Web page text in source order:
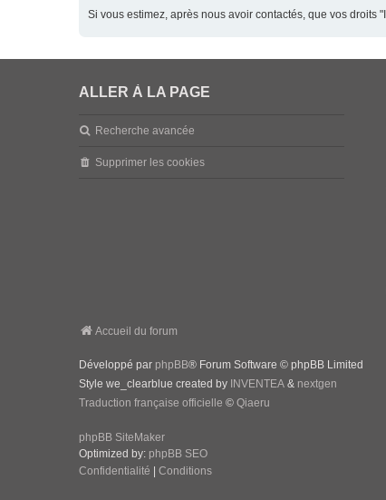
Si vous estimez, après nous avoir contactés, que vos
ALLER À LA PAGE
Recherche avancée
Supprimer les cookies
Accueil du forum
Développé par phpBB® Forum Software © phpBB Limited
Style we_clearblue created by INVENTEA & nextgen
Traduction française officielle © Qiaeru
phpBB SiteMaker
Optimized by: phpBB SEO
Confidentialité
Conditions